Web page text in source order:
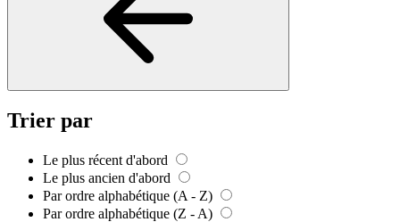
Trier par
Le plus récent d'abord
Le plus ancien d'abord
Par ordre alphabétique (A - Z)
Par ordre alphabétique (Z - A)